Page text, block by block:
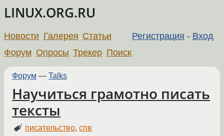
LINUX.ORG.RU
Регистрация - Вход
Новости Галерея Статьи
Форум Опросы Трекер Поиск
Форум — Talks
Научиться грамотно писать
тексты
писательство,спв